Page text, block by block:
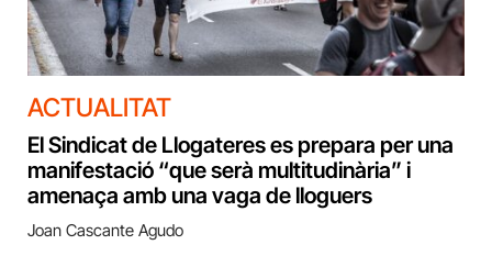
ACTUALITAT
El Sindicat de Llogateres es prepara per una
manifestació “que serà multitudinària” i
amenaça amb una vaga de lloguers
Joan Cascante Agudo